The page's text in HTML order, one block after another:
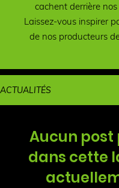
cachent derrière
Laissez-vous inspirer
de nos producteurs
ACTUALITÉS
Aucun post
dans cette